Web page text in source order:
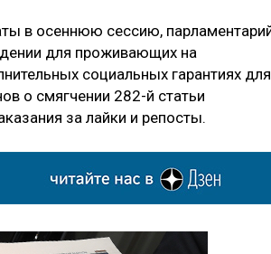
в осеннюю сессию,
для проживающих на
социальных гарантиях для
о смягчении 282-й статьи
за лайки и репосты.